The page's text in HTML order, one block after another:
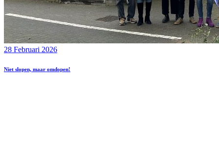
28 Februari 2026
Niet slopen, maar omdopen!